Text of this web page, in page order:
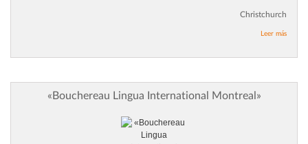
Christchurch
Leer más
«Bouchereau Lingua International Montreal»